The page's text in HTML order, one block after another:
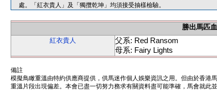
處。「紅衣貴人」及「獨攬乾坤」均須接受抽樣檢驗。
勝出馬匹
紅衣貴人
父系: Red Ransom
母系: Fairy Lights
備註
模擬鳥瞰重溫由特約供應商提供，供馬迷作個人娛樂資訊之用。但由於香港
重溫片段出現偏差。本會已盡一切努力務求有關資料盡可能準確，馬會就此